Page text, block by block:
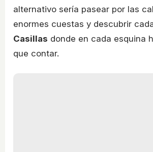
alternativo sería pasear por las
enormes cuestas y descubrir
Casillas donde en cada esquina
que contar.